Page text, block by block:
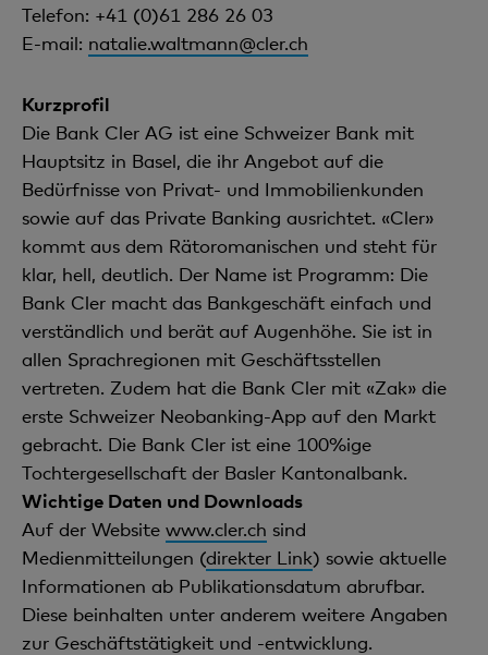
Telefon: +41 (0)61 286 26 03
E-mail: natalie.waltmann@cler.ch
Kurzprofil
Die Bank Cler AG ist eine Schweizer Bank mit
Hauptsitz in Basel, die ihr Angebot auf die
Bedürfnisse von Privat- und Immobilienkunden
sowie auf das Private Banking ausrichtet. «Cler»
kommt aus dem Rätoromanischen und steht für
klar, hell, deutlich. Der Name ist Programm: Die
Bank Cler macht das Bankgeschäft einfach und
verständlich und berät auf Augenhöhe. Sie ist in
allen Sprachregionen mit Geschäftsstellen
vertreten. Zudem hat die Bank Cler mit «Zak» die
erste Schweizer Neobanking-App auf den Markt
gebracht. Die Bank Cler ist eine 100%ige
Tochtergesellschaft der Basler Kantonalbank.
Wichtige Daten und Downloads
Auf der Website www.cler.ch sind
Medienmitteilungen (direkter Link) sowie aktuelle
Informationen ab Publikationsdatum abrufbar.
Diese beinhalten unter anderem weitere Angaben
zur Geschäftstätigkeit und -entwicklung.